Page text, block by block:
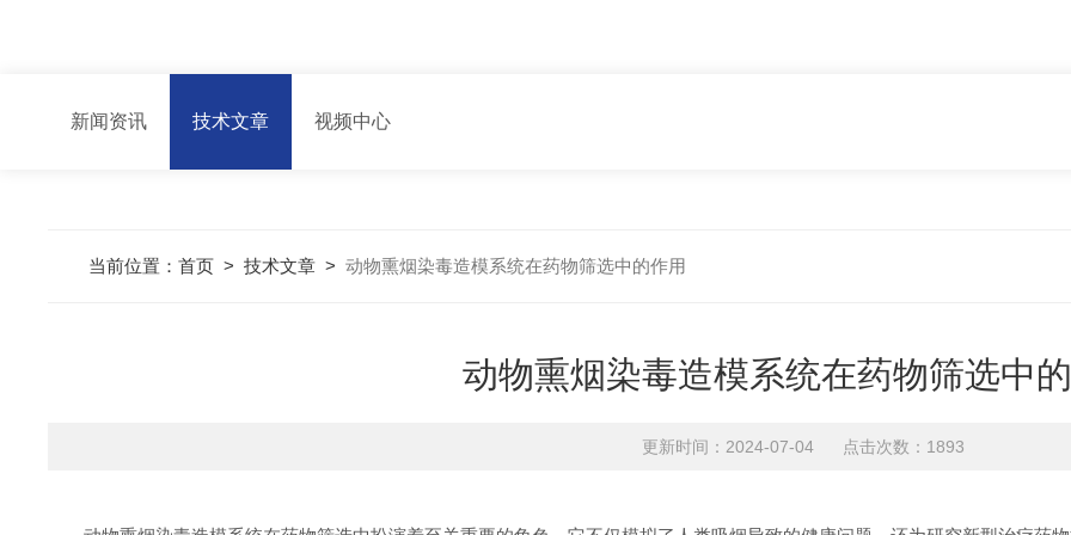
新闻资讯 技术文章 视频中心
当前位置：首页 >技术文章 >动物熏烟染毒造模系统在药物筛选中的作用
动物熏烟染毒造模系统在药物筛选中
更新时间：2024-07-04 点击次数：1893